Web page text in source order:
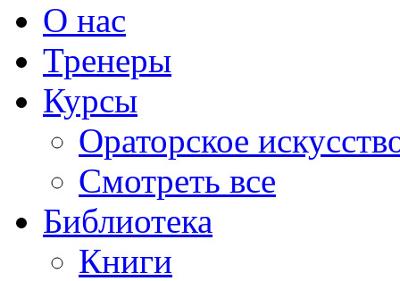
О нас
Тренеры
Курсы
Ораторское
Смотреть все
Библиотека
Книги